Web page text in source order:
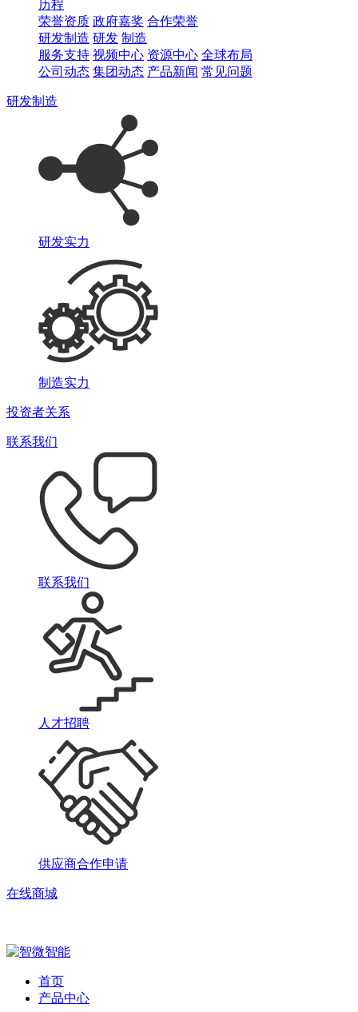
历程
荣誉资质 政府嘉奖 合作荣誉
研发制造 研发 制造
服务支持 视频中心 资源中心 全球布局
公司动态 集团动态 产品新闻 常见问题
研发制造
研发实力
制造实力
投资者关系
联系我们
联系我们
人才招聘
供应商合作申请
在线商城
首页
产品中心